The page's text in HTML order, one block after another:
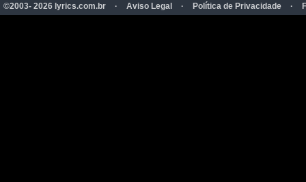
©2003- 2026 lyrics.com.br · Aviso Legal · Política de Privacidade ·